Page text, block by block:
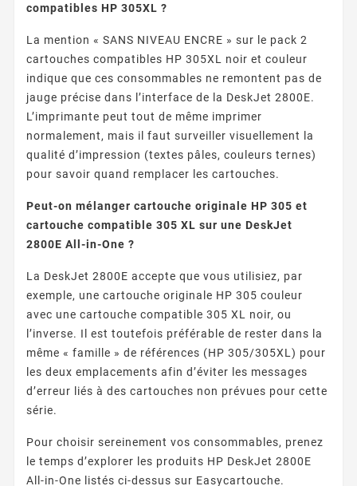
compatibles HP 305XL ?
La mention « SANS NIVEAU ENCRE » sur le pack 2
cartouches compatibles HP 305XL noir et couleur
indique que ces consommables ne remontent pas de
jauge précise dans l’interface de la DeskJet 2800E.
L’imprimante peut tout de même imprimer
normalement, mais il faut surveiller visuellement la
qualité d’impression (textes pâles, couleurs ternes)
pour savoir quand remplacer les cartouches.
Peut-on mélanger cartouche originale HP 305 et
cartouche compatible 305 XL sur une DeskJet
2800E All-in-One ?
La DeskJet 2800E accepte que vous utilisiez, par
exemple, une cartouche originale HP 305 couleur
avec une cartouche compatible 305 XL noir, ou
l’inverse. Il est toutefois préférable de rester dans la
même « famille » de références (HP 305/305XL) pour
les deux emplacements afin d’éviter les messages
d’erreur liés à des cartouches non prévues pour cette
série.
Pour choisir sereinement vos consommables, prenez
le temps d’explorer les produits HP DeskJet 2800E
All-in-One listés ci-dessus sur Easycartouche.